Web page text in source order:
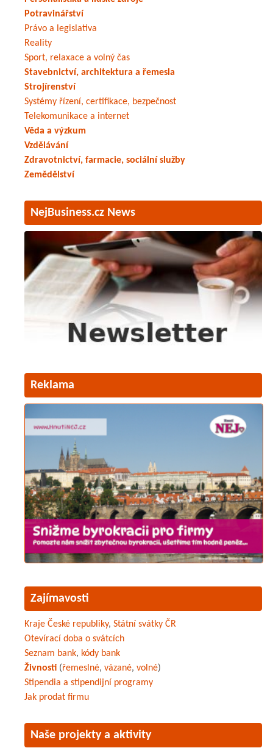
Potravinářství
Právo a legislativa
Reality
Sport, relaxace a volný čas
Stavebnictví, architektura a řemesla
Strojírenství
Systémy řízení, certifikace, bezpečnost
Telekomunikace a internet
Věda a výzkum
Vzdělávání
Zdravotnictví, farmacie, sociální služby
Zemědělství
NejBusiness.cz News
Reklama
Zajímavosti
Kraje České republiky, Státní svátky ČR
Otevírací doba o svátcích
Seznam bank, kódy bank
Živnosti (řemeslné, vázané, volné)
Stipendia a stipendijní programy
Jak prodat firmu
Naše projekty a aktivity